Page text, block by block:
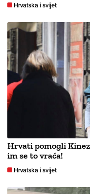
Hrvatska i svijet
Hrvati pomogli
im se to vraća!
Hrvatska i svijet